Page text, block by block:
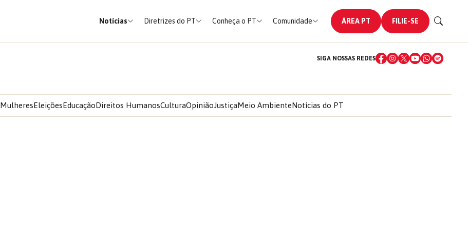
Notícias Diretrizes do PT Conheça o PT Comunidade ÁREA PT FILIE-SE
SIGA NOSSAS REDES
MulheresEleiçõesEducaçãoDireitos HumanosCulturaOpiniãoJustiçaMeio AmbienteNotícias do PT